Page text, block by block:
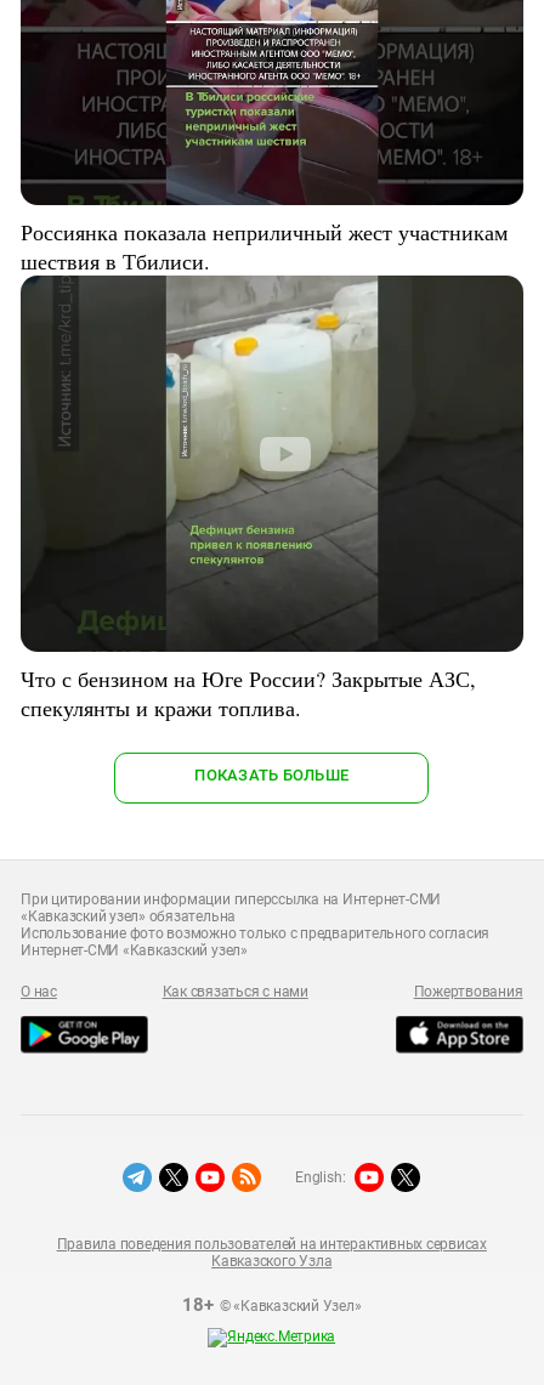
Россиянка показала неприличный жест участникам
шествия в Тбилиси.
Что с бензином на Юге России? Закрытые АЗС,
спекулянты и кражи топлива.
ПОКАЗАТЬ БОЛЬШЕ
При цитировании информации гиперссылка на Интернет-СМИ
«Кавказский узел» обязательна
Использование фото возможно только с предварительного согласия
Интернет-СМИ «Кавказский узел»
О нас Как связаться с нами Пожертвования
18+© «Кавказский Узел»
Правила поведения пользователей на интерактивных сервисах
Кавказского Узла
English: